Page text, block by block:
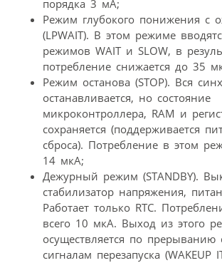
порядка 3 мА;
Режим глубокого понижения с
(LPWAIT). В этом режиме
режимов WAIT и SLOW, в
потребление снижается до 35
Режим останова (STOP). Вся
останавливается, но состояние
микроконтроллера, RAM и
сохраняется (поддерживается
сброса). Потребление в этом
14 мкА;
Дежурный режим (STANDBY).
стабилизатор напряжения,
Работает только RTC.
всего 10 мкА. Выход из этого
осуществляется по прерыванию
сигналам перезапуска (WAKEUP